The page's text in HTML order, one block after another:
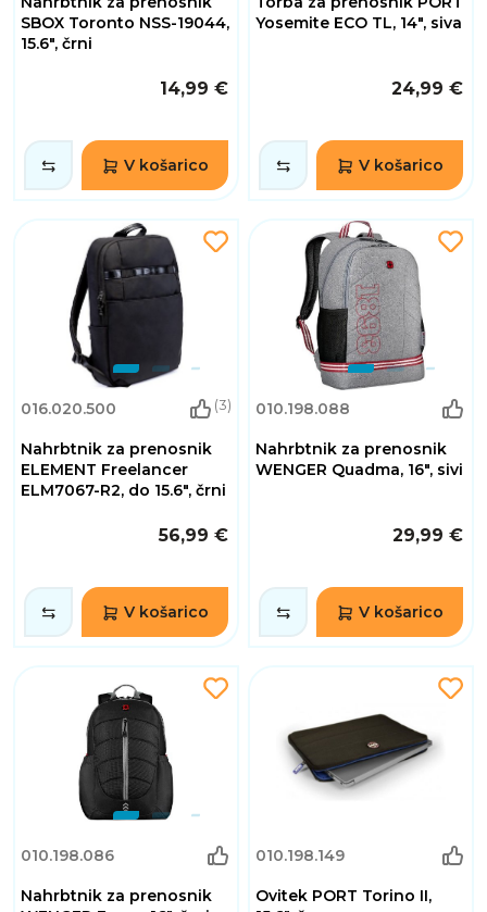
SBOX Toronto NSS-19044,
15.6", črni
14,99 €
V košarico
Yosemite ECO TL, 14", siva
24,99 €
V košarico
016.020.500 (3)
Nahrbtnik za prenosnik
ELEMENT Freelancer
ELM7067-R2, do 15.6", črni
56,99 €
V košarico
010.198.088
Nahrbtnik za prenosnik
WENGER Quadma, 16", sivi
29,99 €
V košarico
010.198.086
Nahrbtnik za prenosnik
010.198.149
Ovitek PORT Torino II,